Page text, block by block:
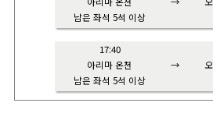
남은 좌석 5석 이상
17:40
아리마 온천
→
남은 좌석 5석 이상